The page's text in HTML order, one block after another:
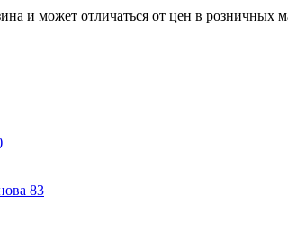
и может отличаться от цен в розничных
83